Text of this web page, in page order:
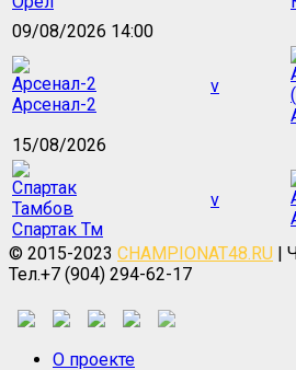
09/08/2026 14:00
Арсенал-2
v
15/08/2026
Спартак Тм
v
© 2015-2023 CHAMPIONAT48.RU |
Тел.+7 (904) 294-62-17
О проекте